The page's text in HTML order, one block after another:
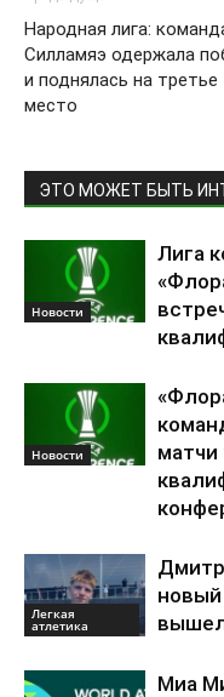
Народная лига:
Силламяэ одержала
и поднялась на третье
место
ЭТО МОЖЕТ БЫТЬ
Новости
Лига
Новости
матчи
Легкая
атлетика
новый
Миа